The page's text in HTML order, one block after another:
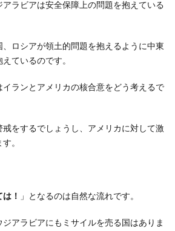
ラビアは安全保障上の問題を抱えている
ロシアが領土的問題を抱えるように中東
ているのです。
ランとアメリカの核合意をどう考えるで
をするでしょうし、アメリカに対して激
。
！ 」となるのは自然な流れです。
アラビアにもミサイルを売る国はありま